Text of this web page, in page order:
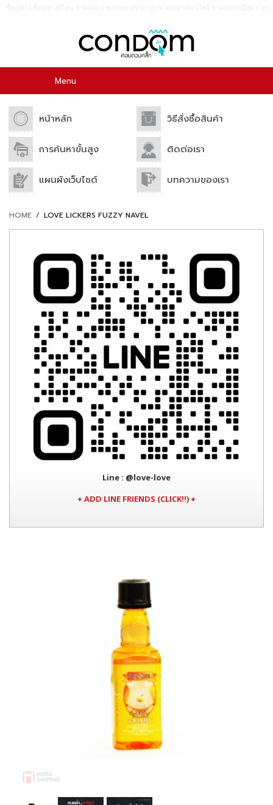
ซื้อถุงยาง ซื้อถุงยางที่ไหน ขายถุงยาง ขายถุงยางราคาถูก ขายถุงยางออนไลน์ ขายถุงยางญี่ปุ่น ราคา
Menu
หน้าหลัก วิธีสั่งซื้อสินค้า
การค้นหาขั้นสูง ติดต่อเรา
แผนผังเว็บไซต์ บทความของเรา
HOME / LOVE LICKERS FUZZY NAVEL
Line : @love-love
+ ADD LINE FRIENDS (CLICK!!) +